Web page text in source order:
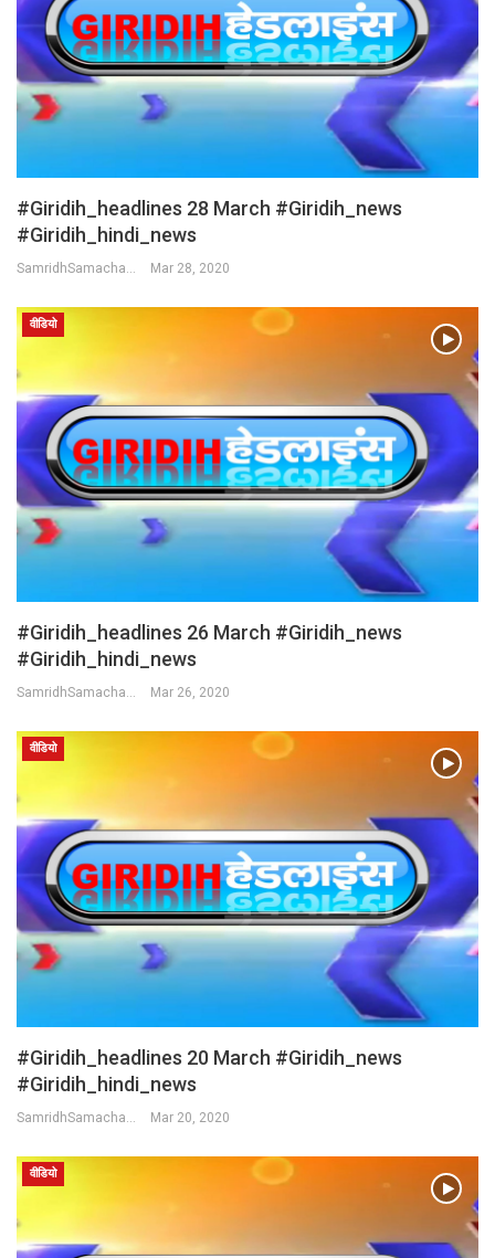
#Giridih_headlines 28 March #Giridih_news
#giridih_hindi_news
Mar 28, 2020
वीडियो
#Giridih_headlines 26 March #Giridih_news
#giridih_hindi_news
SamridhSamachar Desk Mar 26, 2020
वीडियो
#Giridih_headlines 20 March #Giridih_news
#giridih_hindi_news
Mar 20, 2020
वीडियो